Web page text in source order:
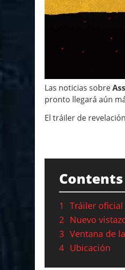
Las noticias sobre
pronto llegará aún
El tráiler de
Contents
1
Tráiler oficial
2 Nuevo
3 Ventana de
4 Ubicación